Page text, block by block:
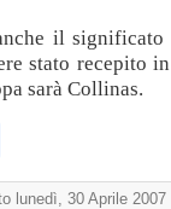
il
stato recepito
sarà Collinas.
lunedì, 30 Aprile 2007